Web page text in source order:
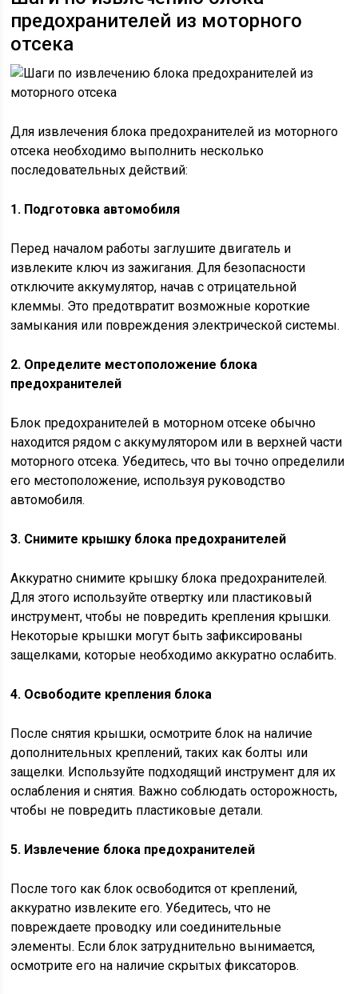
предохранителей из моторного
отсека
Для извлечения блока предохранителей из моторного
отсека необходимо выполнить несколько
последовательных действий:
1. Подготовка автомобиля
Перед началом работы заглушите двигатель и
извлеките ключ из зажигания. Для безопасности
отключите аккумулятор, начав с отрицательной
клеммы. Это предотвратит возможные короткие
замыкания или повреждения электрической системы.
2. Определите местоположение блока
предохранителей
Блок предохранителей в моторном отсеке обычно
находится рядом с аккумулятором или в верхней части
моторного отсека. Убедитесь, что вы точно определили
его местоположение, используя руководство
автомобиля.
3. Снимите крышку блока предохранителей
Аккуратно снимите крышку блока предохранителей.
Для этого используйте отвертку или пластиковый
инструмент, чтобы не повредить крепления крышки.
Некоторые крышки могут быть зафиксированы
защелками, которые необходимо аккуратно ослабить.
4. Освободите крепления блока
После снятия крышки, осмотрите блок на наличие
дополнительных креплений, таких как болты или
защелки. Используйте подходящий инструмент для их
ослабления и снятия. Важно соблюдать осторожность,
чтобы не повредить пластиковые детали.
5. Извлечение блока предохранителей
После того как блок освободится от креплений,
аккуратно извлеките его. Убедитесь, что не
повреждаете проводку или соединительные
элементы. Если блок затруднительно вынимается,
осмотрите его на наличие скрытых фиксаторов.